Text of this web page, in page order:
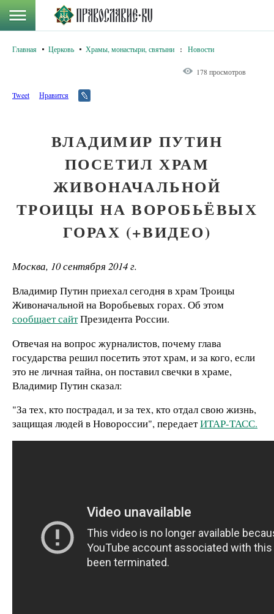
Главная Церковь Храмы, монастыри, святыни : Новости
178 просмотров
Tweet Нравится
ВЛАДИМИР ПУТИН
ПОСЕТИЛ ХРАМ
ЖИВОНАЧАЛЬНОЙ
ТРОИЦЫ НА ВОРОБЬЁВЫХ
ГОРАХ (+ВИДЕО)
Москва, 10 сентября 2014 г.
Владимир Путин приехал сегодня в храм Троицы
Живоначальной на Воробьевых горах. Об этом
сообщает сайтПрезидента России.
Отвечая на вопрос журналистов, почему глава
государства решил посетить этот храм, и за кого, если
это не личная тайна, он поставил свечки в храме,
Владимир Путин сказал:
"За тех, кто пострадал, и за тех, кто отдал свою жизнь,
защищая людей в Новороссии", передаетИТАР-ТАСС.